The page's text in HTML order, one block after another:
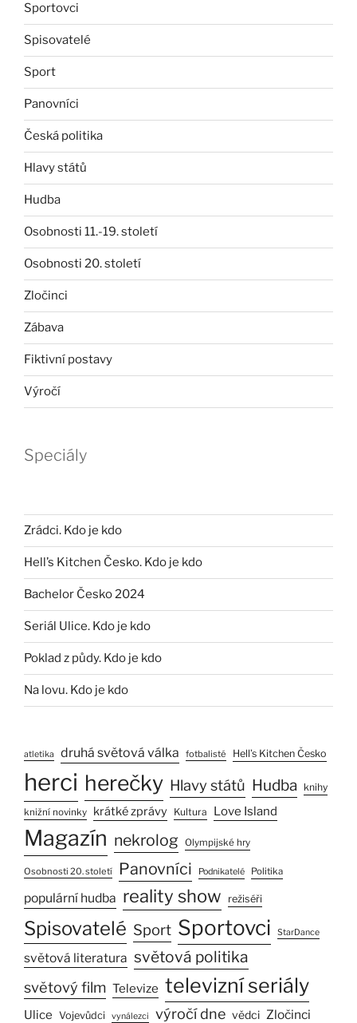
Sportovci
Spisovatelé
Sport
Panovníci
Česká politika
Hlavy států
Hudba
Osobnosti 11.-19. století
Osobnosti 20. století
Zločinci
Zábava
Fiktivní postavy
Výročí
Speciály
Zrádci. Kdo je kdo
Hell’s Kitchen Česko. Kdo je kdo
Bachelor Česko 2024
Seriál Ulice. Kdo je kdo
Poklad z půdy. Kdo je kdo
Na lovu. Kdo je kdo
atletika druhá světová válka fotbalisté Hell’s Kitchen Česko
herci herečky Hlavy států Hudba knihy
knižní novinky krátké zprávy Kultura Love Island
Magazín nekrolog Olympijské hry
Osobnosti 20. století Panovníci Podnikatelé Politika
populární hudba reality show režiséři
Spisovatelé Sport Sportovci StarDance
světová literatura světová politika
světový film Televize televizní seriály
Ulice Vojevůdci vynálezci výročí dne vědci Zločinci